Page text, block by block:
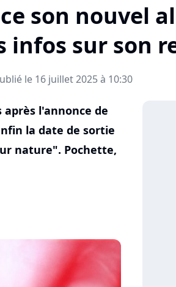
son nouvel
infos sur son
le 16 juillet 2025 à 10:30
l'annonce de
la date de sortie
nature". Pochette,